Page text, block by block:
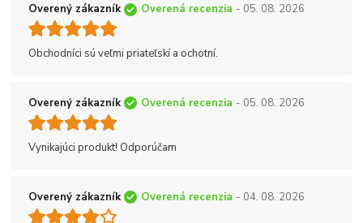
Overený zákazník Overená recenzia - 05. 08. 2026
Obchodníci sú veľmi priateľskí a ochotní.
Overený zákazník Overená recenzia - 05. 08. 2026
Vynikajúci produkt! Odporúčam
Overený zákazník Overená recenzia - 04. 08. 2026